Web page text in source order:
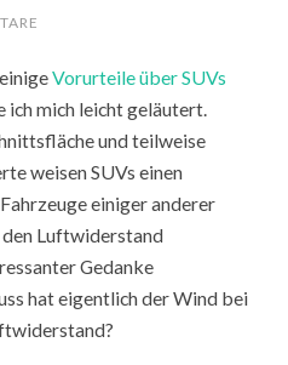
Vorurteile über SUVs
mich leicht geläutert.
und teilweise
weisen SUVs einen
einiger anderer
den Luftwiderstand
Gedanke
hat eigentlich der Wind bei